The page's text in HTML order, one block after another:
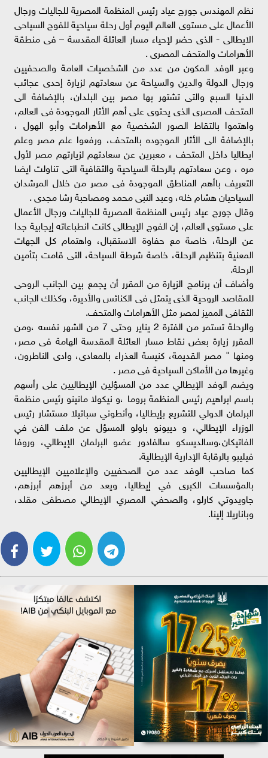
نظم المهندس جورج عياد رئيس المنظمة المصرية للجاليات ورجال
الأعمال على مستوى العالم اليوم أول رحلة سياحية للفوج السياحى
الايطالى - الذى حضر لإحياء مسار العائلة المقدسة – فى منطقة
الأهرامات والمتحف المصرى .
وعبر الوفد المكون من عدد من الشخصيات العامة والصحفيين
ورجال الدولة والدين والسياحة عن سعادتهم لزيارة إحدى عجائب
الدنيا السبع والتى تشتهر بها مصر بين البلدان، بالإضافة الى
المتحف المصرى الذى يحتوى على أهم الأثار الموجودة فى العالم،
واهتموا بالتقاط الصور الشخصية مع الأهرامات وأبو الهول ،
بالإضافة الى الأثار الموجوده بالمتحف، ورفعوا علم مصر وعلم
ايطاليا داخل المتحف ، معبرين عن سعادتهم لزيارتهم مصر لأول
مره ، وعن سعادتهم بالرحلة السياحية والثقافية التى تناولت ايضا
التعريف باأهم المناطق الموجودة فى مصر من خلال المرشدان
السياحيان هشام خله، وعبد النبى محمد ومصاحبة رشا مجدى .
وقال جورج عياد رئيس المنظمة المصرية للجاليات ورجال الأعمال
على مستوى العالم، إن الفوج الإيطالى كانت انطباعاته إيجابية جدا
عن الرحلة، خاصة مع حفاوة الاستقبال، واهتمام كل الجهات
المعنية بتنظيم الرحلة، خاصة شرطة السياحة، التى قامت بتأمين
الرحلة.
وأضاف أن برنامج الزيارة من المقرر أن يجمع بين الجانب الروحى
للمقاصد الروحية الذى يتمثل فى الكنائس والأديرة، وكذلك الجانب
الثقافى المميز لمصر مثل الأهرامات والمتحف.
والرحلة تستمر من الفترة 2 يناير وحتى 7 من الشهر نفسه ،ومن
المقرر زيارة بعض نقاط مسار العائلة المقدسة الهامة فى مصر،
ومنها " مصر القديمة، كنيسة العذراء بالمعادى، وادى الناطرون،
وغيرها من الأماكن السياحية فى مصر .
ويضم الوفد الإيطالي عدد من المسؤلين الإيطاليين على رأسهم
باسم ابراهيم رئيس المنظمة بروما ،و نيكولا مانينو رئيس منظمة
البرلمان الدولي للتشريع بإيطاليا، وأنطوني سباتيلا مستشار رئيس
الوزراء الإيطالي، و ديبونو باولو المسؤل عن ملف الفن في
الفاتيكان،وسالديسكو سالفادور عضو البرلمان الإيطالي، وروفا
فيليبو بالرقابة الإدارية الإيطالية.
كما صاحب الوفد عدد من الصحفيين والإعلاميين الإيطاليين
بالمؤسسات الكبرى في إيطاليا، ويعد من أبرزهم أبرزهم،
جاويدوتي كارلو، والصحفي المصري الإيطالي مصطفى مقلد،
وباناريلا إلينا.